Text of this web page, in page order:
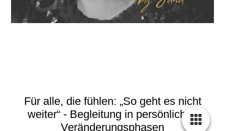
Für alle, die fühlen: „So geht es nicht
weiter“ - Begleitung in persönlichen
Veränderungsphasen